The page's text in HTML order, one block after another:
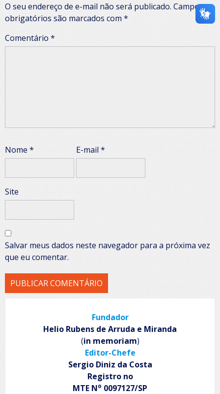
O seu endereço de e-mail não será publicado. Campos
obrigatórios são marcados com *
Comentário *
Nome * E-mail*
Site
Salvar meus dados neste navegador para a próxima vez
que eu comentar.
Fundador
Helio Rubens de Arruda e Miranda
(in memoriam)
Editor-Chefe
Sergio Diniz da Costa
Registro no
MTE No 0097127/SP